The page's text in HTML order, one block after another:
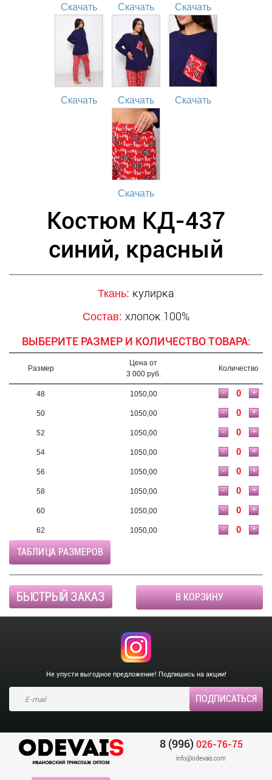
Скачать Скачать Скачать
Скачать Скачать Скачать
Скачать
Костюм КД-437
синий, красный
Ткань: кулирка
Состав: хлопок 100%
ВЫБЕРИТЕ РАЗМЕР И КОЛИЧЕСТВО ТОВАРА:
Размер
Цена от
3 000 руб.
Количество
48 1050,00 +
-
50 1050,00 +
-
52 1050,00 +
-
54 1050,00 +
-
56 1050,00 +
-
58 1050,00 +
-
60 1050,00 +
-
62 1050,00 +
-
ТАБЛИЦА РАЗМЕРОВ
БЫСТРЫЙ ЗАКАЗ В КОРЗИНУ
Не упусти выгодное предложение! Подпишись на акции!
8 (996) 026-76-75
info@odevais.com